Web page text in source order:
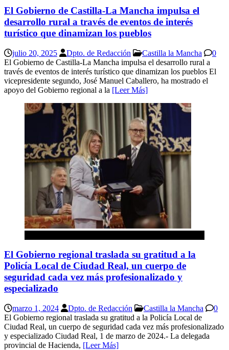
El Gobierno de Castilla-La Mancha impulsa el
desarrollo rural a través de eventos de interés
turístico que dinamizan los pueblos
julio 20, 2025 Dpto. de Redacción Castilla la Mancha
0
El Gobierno de Castilla-La Mancha impulsa el desarrollo rural a
través de eventos de interés turístico que dinamizan los pueblos El
vicepresidente segundo, José Manuel Caballero, ha mostrado el
apoyo del Gobierno regional a la [Leer Más]
El Gobierno regional traslada su gratitud a la
Policía Local de Ciudad Real, un cuerpo de
seguridad cada vez más profesionalizado y
especializado
marzo 1, 2024 Dpto. de Redacción Castilla la Mancha
0
El Gobierno regional traslada su gratitud a la Policía Local de
Ciudad Real, un cuerpo de seguridad cada vez más profesionalizado
y especializado Ciudad Real, 1 de marzo de 2024.- La delegada
provincial de Hacienda, [Leer Más]